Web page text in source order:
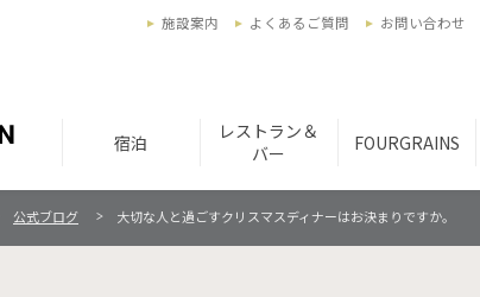
宿泊
レストラン＆
バー
FOURGRAINS
施設案内 よくあるご質問 お問い合わせ
公式ブログ 大切な人と過ごすクリスマスディナーはお決まりですか。